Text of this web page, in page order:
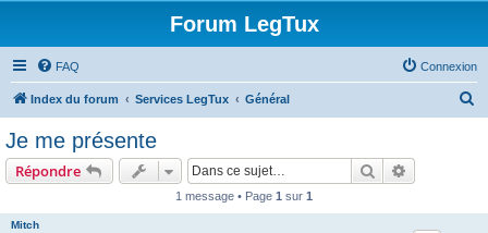
Forum LegTux
FAQ Connexion
Index du forum Services LegTux Général
Je me présente
Répondre Rechercher
1 message • Page 1 sur 1
Mitch